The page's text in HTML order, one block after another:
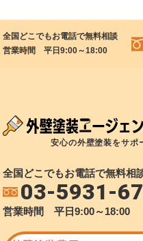
全国どこでもお電話で無料相談
営業時間 平日9:00～18:00
安心の外壁塗装をサポ
全国どこでもお電話で無料相
03-5931-
営業時間 平日9:00～18:00